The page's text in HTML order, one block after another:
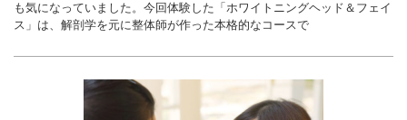
も気になっていました。今回体験した「ホワイトニングヘッド＆フェイ
ス」は、解剖学を元に整体師が作った本格的なコースで